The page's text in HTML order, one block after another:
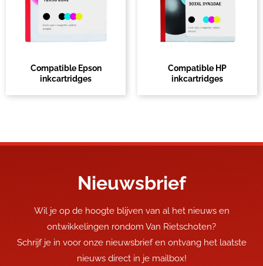
Compatible Epson
inkcartridges
Compatible HP
inkcartridges
Nieuwsbrief
Wil je op de hoogte blijven van al het nieuws en
ontwikkelingen rondom Van Rietschoten?
Schrijf je in voor onze nieuwsbrief en ontvang het laatste
nieuws direct in je mailbox!